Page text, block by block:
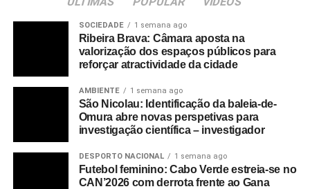
A mesma fonte assinalou que, por ocasião da 9ª. edição
do festival, este ano, se prevê a homenagem de um leque
de artistas, justamente com a edificação do passeio
artístico, que será cofinanciado pelo Ministério da Cultura,
e que vai contar a história da Praia Branca, no que toca
ao Sanjon e à celebre morna “Sodad”, a inaugurar no dia
RELATED TOPICS: DESTAQUE
ILHA DE SÃO NICOLAU
TARRAFAL DE SÃO NICOLAU
SOCIEDADE 1 semana ago
Ribeira Brava: Câmara aposta na
valorização dos espaços públicos para
reforçar atractividade da cidade
AMBIENTE 1 semana ago
São Nicolau: Identificação da baleia-de-
Omura abre novas perspetivas para
investigação científica – investigador
DESPORTO NACIONAL 1 semana ago
Futebol feminino: Cabo Verde estreia-se no
CAN’2026 com derrota frente ao Gana